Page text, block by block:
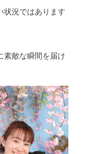
状況ではあります
素敵な瞬間を届け